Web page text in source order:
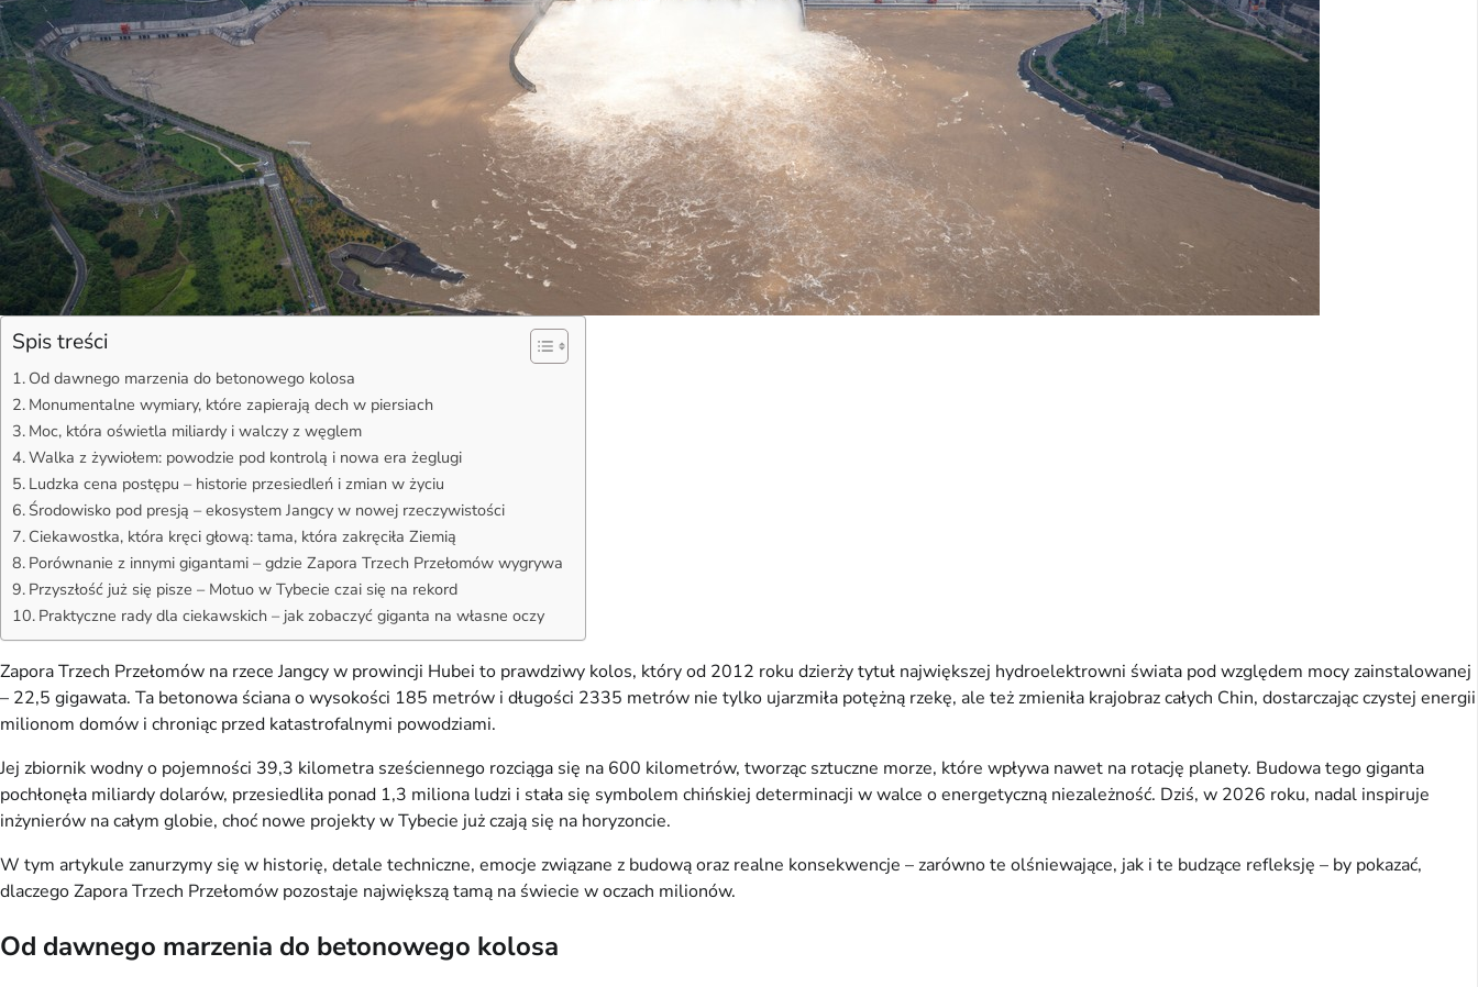
Spis treści
Od dawnego marzenia do betonowego kolosa
Monumentalne wymiary, które zapierają dech w piersiach
Moc, która oświetla miliardy i walczy z węglem
Walka z żywiołem: powodzie pod kontrolą i nowa era żeglugi
Ludzka cena postępu – historie przesiedleń i zmian w życiu
Środowisko pod presją – ekosystem Jangcy w nowej rzeczywistości
Ciekawostka, która kręci głową: tama, która zakręciła Ziemią
Porównanie z innymi gigantami – gdzie Zapora Trzech Przełomów wygrywa
Przyszłość już się pisze – Motuo w Tybecie czai się na rekord
Praktyczne rady dla ciekawskich – jak zobaczyć giganta na własne oczy
Zapora Trzech Przełomów na rzece Jangcy w prowincji Hubei to prawdziwy kolos, który od 2012 roku dzierży tytuł największej hydroelektrowni świata pod względem mocy zainstalowanej
– 22,5 gigawata. Ta betonowa ściana o wysokości 185 metrów i długości 2335 metrów nie tylko ujarzmiła potężną rzekę, ale też zmieniła krajobraz całych Chin, dostarczając czystej energii
milionom domów i chroniąc przed katastrofalnymi powodziami.
Jej zbiornik wodny o pojemności 39,3 kilometra sześciennego rozciąga się na 600 kilometrów, tworząc sztuczne morze, które wpływa nawet na rotację planety. Budowa tego giganta
pochłonęła miliardy dolarów, przesiedliła ponad 1,3 miliona ludzi i stała się symbolem chińskiej determinacji w walce o energetyczną niezależność. Dziś, w 2026 roku, nadal inspiruje
inżynierów na całym globie, choć nowe projekty w Tybecie już czają się na horyzoncie.
W tym artykule zanurzymy się w historię, detale techniczne, emocje związane z budową oraz realne konsekwencje – zarówno te olśniewające, jak i te budzące refleksję – by pokazać,
dlaczego Zapora Trzech Przełomów pozostaje największą tamą na świecie w oczach milionów.
Od dawnego marzenia do betonowego kolosa